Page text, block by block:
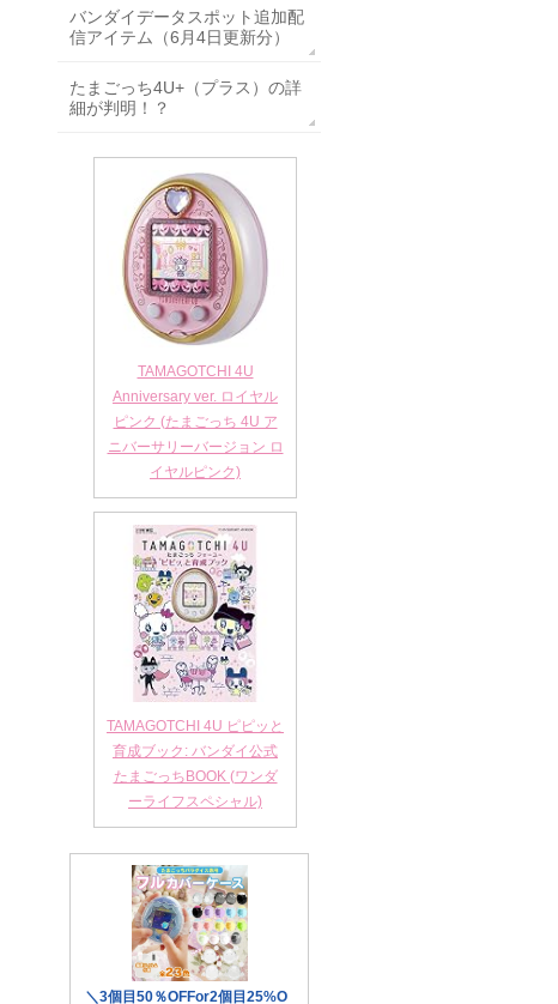
バンダイデータスポット追加配
信アイテム（6月4日更新分）
たまごっち4U+（プラス）の詳
細が判明！？
TAMAGOTCHI 4U
Anniversary ver. ロイヤル
ピンク (たまごっち 4U ア
ニバーサリーバージョン ロ
イヤルピンク)
TAMAGOTCHI 4U ピピッと
育成ブック: バンダイ公式
たまごっちBOOK (ワンダ
ーライフスペシャル)